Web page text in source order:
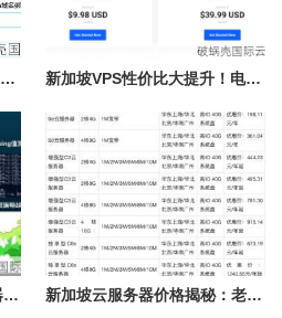
10年老店VPS火爆促销！100Mbps带宽不限流量，黑五优惠码抢先看 新加坡VPS性价比大提升！电信绕香港，国内绕美国？速来体验
揭秘阿里云新加坡轻量服务器！性能、带宽、延迟全方位测评 新加坡云服务器价格揭秘：老用户专享3.5折优惠